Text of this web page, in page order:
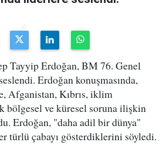
Tayyip Erdoğan, BM 76. Genel
Erdoğan konuşmasında,
Afganistan, Kıbrıs, iklim
ve küresel soruna ilişkin
Erdoğan, "daha adil bir dünya"
türlü çabayı gösterdiklerini söyledi.